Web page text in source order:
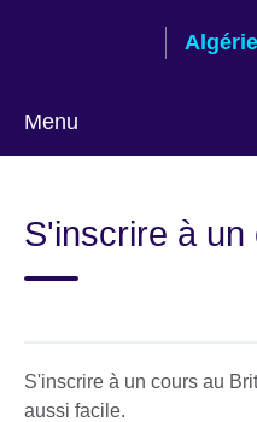
Algérie
Menu
language
S'inscrire à un
S'inscrire à un cours au
aussi facile.